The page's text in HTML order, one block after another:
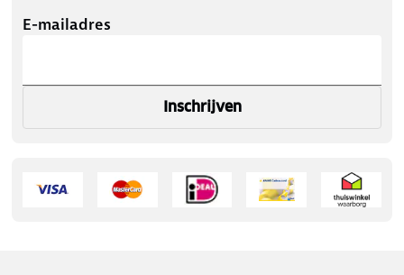
E-mailadres
Inschrijven